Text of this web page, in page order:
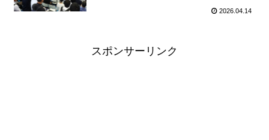
2026.04.14
スポンサーリンク